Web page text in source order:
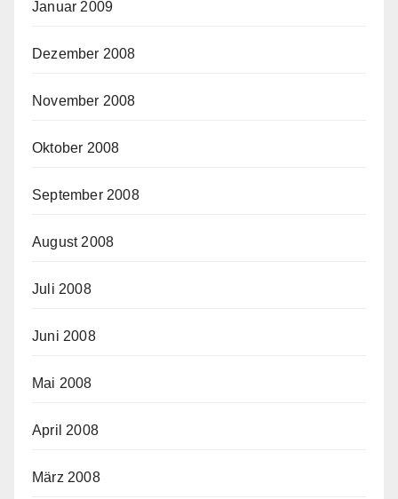
Januar 2009
Dezember 2008
November 2008
Oktober 2008
September 2008
August 2008
Juli 2008
Juni 2008
Mai 2008
April 2008
März 2008